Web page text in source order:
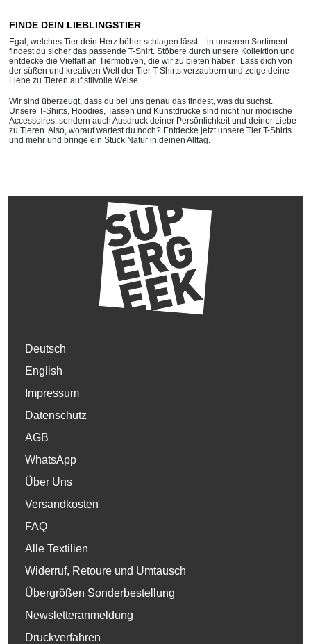
FINDE DEIN LIEBLINGSTIER
Egal, welches Tier dein Herz höher schlagen lässt – in unserem Sortiment
findest du sicher das passende T-Shirt. Stöbere durch unsere Kollektion und
entdecke die Vielfalt an Tiermotiven, die wir zu bieten haben. Lass dich von
der süßen und kreativen Welt der Tier T-Shirts verzaubern und zeige deine
Liebe zu Tieren auf stilvolle Weise.
Wir sind überzeugt, dass du bei uns genau das findest, was du suchst.
Unsere T-Shirts, Hoodies, Tassen und Kunstdrucke sind nicht nur modische
Accessoires, sondern auch Ausdruck deiner Persönlichkeit und deiner Liebe
zu Tieren. Also, worauf wartest du noch? Entdecke jetzt unsere Tier T-Shirts
und mehr und bringe ein Stück Natur in deinen Alltag.
Deutsch
English
Impressum
Datenschutz
AGB
WhatsApp
Über Uns
Versandkosten
FAQ
Alle Textilien
Widerruf, Retoure und Umtausch
Übergrößen Sonderbestellung
Newsletteranmeldung
Druckverfahren